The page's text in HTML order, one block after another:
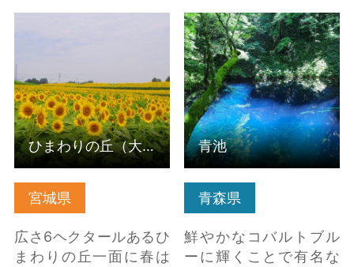
宮城県
広さ6ヘクタールあるひ
まわりの丘一面に春は
ひまわりの丘（大崎市三本木）
青森県
鮮やかなコバルトブル
ーに輝くことで有名な
青池 の詳細はこちら
青池